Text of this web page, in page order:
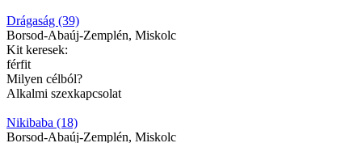
Drágaság (39)
Borsod-Abaúj-Zemplén, Miskolc
Kit keresek:
férfit
Milyen célból?
Alkalmi szexkapcsolat
Nikibaba (18)
Borsod-Abaúj-Zemplén, Miskolc